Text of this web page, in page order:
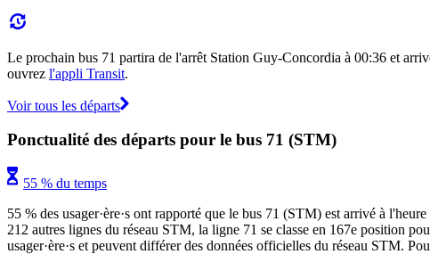
Le prochain bus 71 partira de l'arrêt Station Guy-Concordia à 00:36 et
ouvrez l'appli Transit.
Voir tous les départs
Ponctualité des départs pour le bus 71 (STM)
55 % du temps
55 % des usager·ère·s ont rapporté que le bus 71 (STM) est arrivé à
212 autres lignes du réseau STM, la ligne 71 se classe en 167e position
usager·ère·s et peuvent différer des données officielles du réseau STM.